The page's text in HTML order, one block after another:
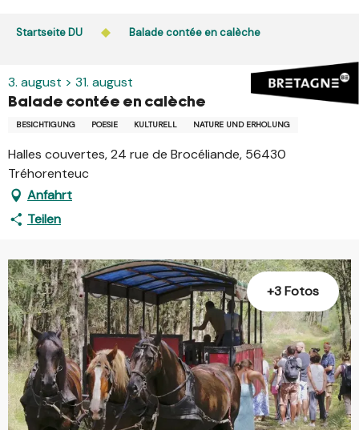
Startseite DU Balade contée en calèche
3. august > 31. august
Balade contée en calèche
BESICHTIGUNG POESIE KULTURELL NATURE UND ERHOLUNG
Halles couvertes, 24 rue de Brocéliande, 56430
Tréhorenteuc
Anfahrt
Teilen
+3 Fotos